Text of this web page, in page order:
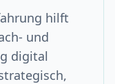
hilft
und
digital